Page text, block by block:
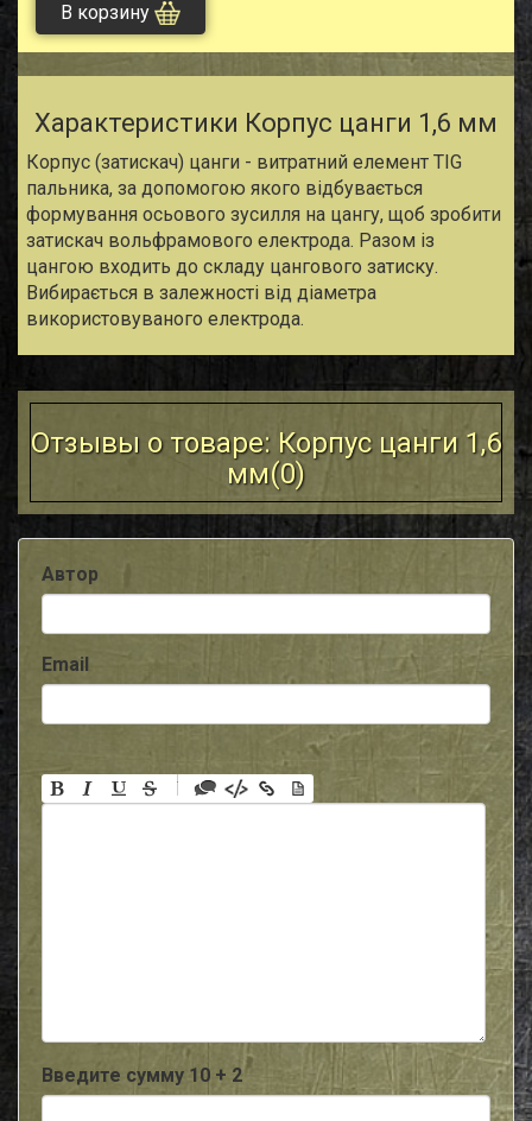
В корзину
Характеристики Корпус цанги 1,6 мм
Корпус (затискач) цанги - витратний елемент TIG
пальника, за допомогою якого відбувається
формування осьового зусилля на цангу, щоб зробити
затискач вольфрамового електрода. Разом із
цангою входить до складу цангового затиску.
Вибирається в залежності від діаметра
використовуваного електрода.
Отзывы о товаре: Корпус цанги 1,6
мм(0)
Автор
Email
-
-
Введите сумму 10 + 2